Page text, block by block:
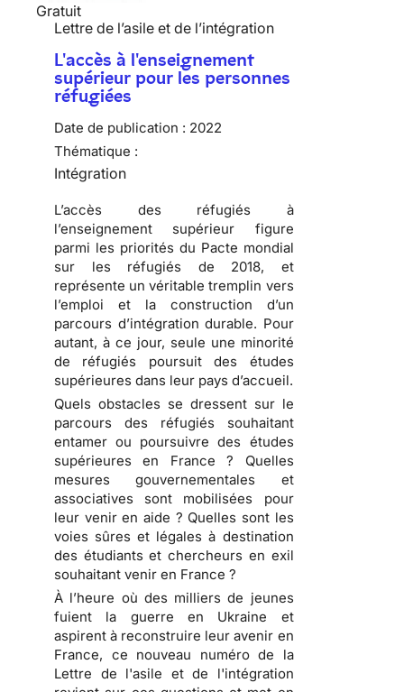
Gratuit
Lettre de l’asile et de l’intégration
L'accès à l'enseignement
supérieur pour les personnes
réfugiées
Date de publication : 2022
Thématique :
Intégration
L’accès des réfugiés à
l’enseignement supérieur figure
parmi les priorités du Pacte mondial
sur les réfugiés de 2018, et
représente un véritable tremplin vers
l’emploi et la construction d’un
parcours d’intégration durable. Pour
autant, à ce jour, seule une minorité
de réfugiés poursuit des études
supérieures dans leur pays d’accueil.
Quels obstacles se dressent sur le
parcours des réfugiés souhaitant
entamer ou poursuivre des études
supérieures en France ? Quelles
mesures gouvernementales et
associatives sont mobilisées pour
leur venir en aide ? Quelles sont les
voies sûres et légales à destination
des étudiants et chercheurs en exil
souhaitant venir en France ?
À l’heure où des milliers de jeunes
fuient la guerre en Ukraine et
aspirent à reconstruire leur avenir en
France, ce nouveau numéro de la
Lettre de l'asile et de l'intégration